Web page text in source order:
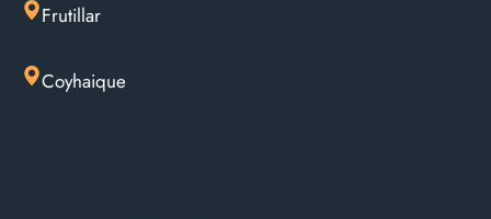
Frutillar
Coyhaique